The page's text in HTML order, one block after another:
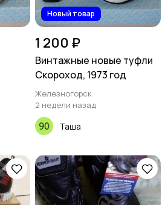
Новый товар
1 200 ₽
Винтажные новые туфли
Скороход, 1973 год
Железногорск
2 недели назад
Таша